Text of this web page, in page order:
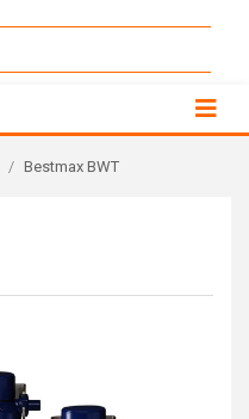
/ Bestmax BWT